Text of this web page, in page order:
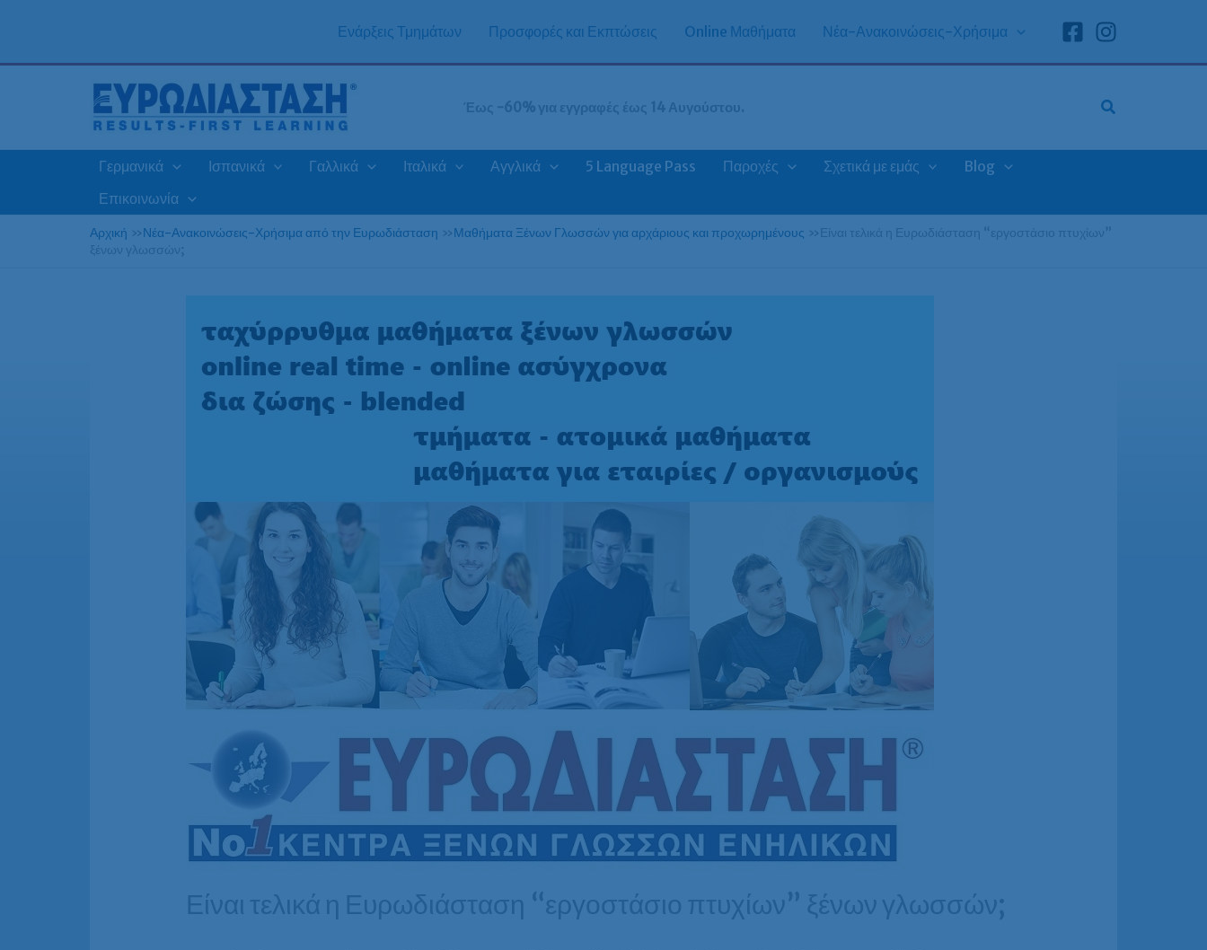
Ενάρξεις Τμημάτων Προσφορές και Εκπτώσεις Online Μαθήματα Νέα-Ανακοινώσεις-Χρήσιμα
Έως -60% για εγγραφές έως 14 Αυγούστου.
Γερμανικά Ισπανικά Γαλλικά Ιταλικά Αγγλικά 5 Language Pass Παροχές Σχετικά με εμάς
Blog
Επικοινωνία
Αρχική »Νέα-Ανακοινώσεις-Χρήσιμα από την Ευρωδιάσταση »Μαθήματα Ξένων Γλωσσών για αρχάριους και προχωρημένους » Είναι τελικά η Ευρωδιάσταση “εργοστάσιο πτυχίων”
ξένων γλωσσών;
Είναι τελικά η Ευρωδιάσταση “εργοστάσιο πτυχίων” ξένων γλωσσών;